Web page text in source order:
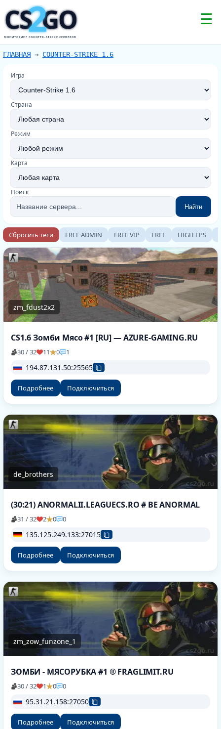
CS GO
2
МОНИТОРИНГ COUNTER-STRIKE СЕРВЕРОВ
☰
ГЛАВНАЯ → COUNTER-STRIKE 1.6
Игра
Страна
Режим
Карта
Поиск
Найти
Сбросить теги FREE ADMIN FREE VIP FREE HIGH FPS
zm_fdust2x2
CS1.6 Зомби Мясо #1 [RU] — AZURE-GAMING.RU
30 / 32 11 0 1
194.87.131.50:25565
Подробнее Подключиться
de_brothers
(30:21) ANORMALII.LEAGUECS.RO # BE ANORMAL
31 / 32 2 0 0
135.125.249.133:27015
Подробнее Подключиться
zm_zow_funzone_1
ЗОМБИ - МЯСОРУБКА #1 ® FRAGLIMIT.RU
30 / 32 1 0 0
95.31.21.158:27050
Подробнее Подключиться